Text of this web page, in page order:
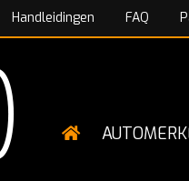
Handleidingen FAQ